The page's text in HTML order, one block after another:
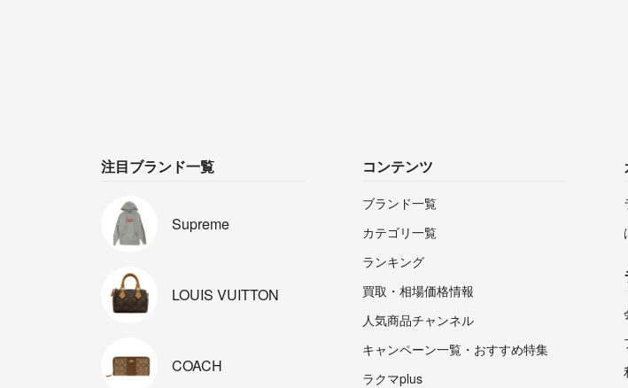
注目ブランド一覧
Supreme
LOUIS VUITTON
COACH
コンテンツ
ブランド一覧
カテゴリ一覧
ランキング
買取・相場価格情報
人気商品チャンネル
キャンペーン一覧・おすすめ特集
ラクマplus